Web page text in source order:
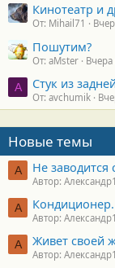
Кинотеатр и
От: Mihail71
Пошутим?
От: aMster
A Стук из
От: avchumik
Новые темы
А Не заводится
Автор:
А Кондиционер.
Автор:
А Живет своей
Автор: